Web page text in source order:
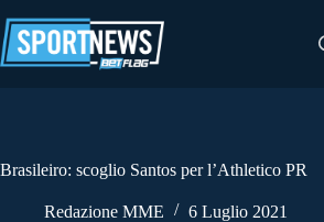
al
contenuto
Brasileiro: scoglio Santos per l’Athletico PR
Redazione MME 6 Luglio 2021